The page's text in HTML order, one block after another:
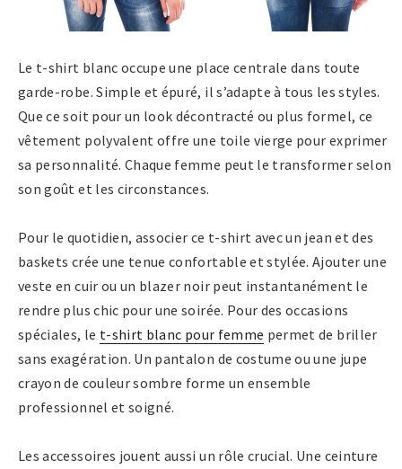
Le t-shirt blanc occupe une place centrale dans toute
garde-robe. Simple et épuré, il s’adapte à tous les styles.
Que ce soit pour un look décontracté ou plus formel, ce
vêtement polyvalent offre une toile vierge pour exprimer
sa personnalité. Chaque femme peut le transformer selon
son goût et les circonstances.
Pour le quotidien, associer ce t-shirt avec un jean et des
baskets crée une tenue confortable et stylée. Ajouter une
veste en cuir ou un blazer noir peut instantanément le
rendre plus chic pour une soirée. Pour des occasions
spéciales, le t-shirt blanc pour femme permet de briller
sans exagération. Un pantalon de costume ou une jupe
crayon de couleur sombre forme un ensemble
professionnel et soigné.
Les accessoires jouent aussi un rôle crucial. Une ceinture